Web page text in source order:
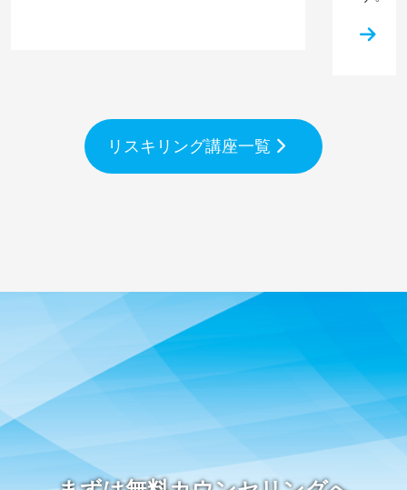
リスキリング講座一覧